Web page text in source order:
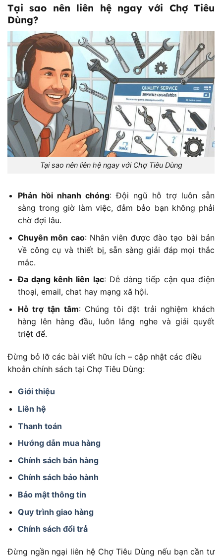
Tại sao nên liên hệ ngay với Chợ Tiêu
Dùng?
Tại sao nên liên hệ ngay với Chợ Tiêu Dùng
Phản hồi nhanh chóng: Đội ngũ hỗ trợ luôn sẵn
sàng trong giờ làm việc, đảm bảo bạn không phải
chờ đợi lâu.
Chuyên môn cao: Nhân viên được đào tạo bài bản
về công cụ và thiết bị, sẵn sàng giải đáp mọi thắc
mắc.
Đa dạng kênh liên lạc: Dễ dàng tiếp cận qua điện
thoại, email, chat hay mạng xã hội.
Hỗ trợ tận tâm: Chúng tôi đặt trải nghiệm khách
hàng lên hàng đầu, luôn lắng nghe và giải quyết
triệt để.
Đừng bỏ lỡ các bài viết hữu ích – cập nhật các điều
khoản chính sách tại Chợ Tiêu Dùng:
Giới thiệu
Liên hệ
Thanh toán
Hướng dẫn mua hàng
Chính sách bán hàng
Chính sách bảo hành
Bảo mật thông tin
Quy trình giao hàng
Chính sách đổi trả
Đừng ngần ngại liên hệ Chợ Tiêu Dùng nếu bạn cần tư